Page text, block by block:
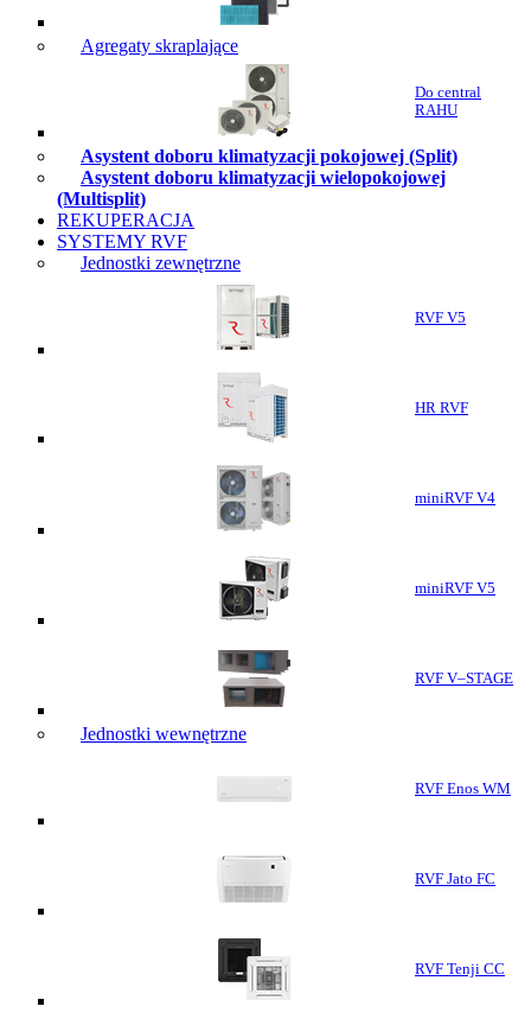
Agregaty skraplające
Do central
RAHU
Asystent doboru klimatyzacji pokojowej (Split)
Asystent doboru klimatyzacji wielopokojowej
(Multisplit)
REKUPERACJA
SYSTEMY RVF
Jednostki zewnętrzne
RVF V5
HR RVF
miniRVF V4
miniRVF V5
RVF V–STAGE
Jednostki wewnętrzne
RVF Enos WM
RVF Jato FC
RVF Tenji CC